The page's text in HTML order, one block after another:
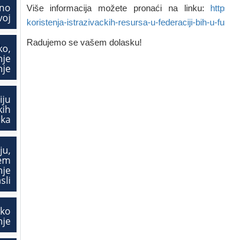
Više informacija možete pronaći na linku:
koristenja-istrazivackih-resursa-u-federaciji-bih-u-
Radujemo se vašem dolasku!